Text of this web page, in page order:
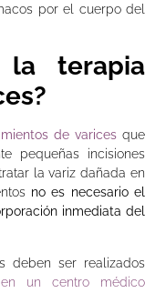
por el cuerpo del
la terapia
de varicesque
pequeñas incisiones
la variz dañada en
no es necesario el
inmediata del
deben ser realizados
un centro médico